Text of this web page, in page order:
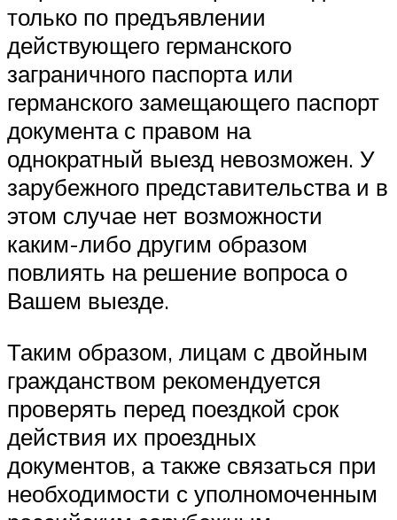
только по предъявлении
действующего германского
заграничного паспорта или
германского замещающего паспорт
документа с правом на
однократный выезд невозможен. У
зарубежного представительства и в
этом случае нет возможности
каким-либо другим образом
повлиять на решение вопроса о
Вашем выезде.
Таким образом, лицам с двойным
гражданством рекомендуется
проверять перед поездкой срок
действия их проездных
документов, а также связаться при
необходимости с уполномоченным